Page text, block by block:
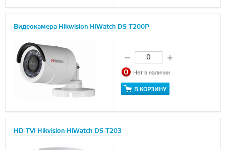
Видеокамера Hikwision HiWatch DS-T200P
Нет в наличии
В КОРЗИНУ
HD-TVI Hikvision HiWatch DS-T203